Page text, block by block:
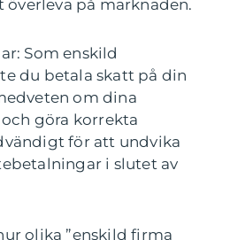
på marknaden.
Som enskild
du betala skatt på din
om dina
göra korrekta
för att undvika
i slutet av
olika ”enskild firma